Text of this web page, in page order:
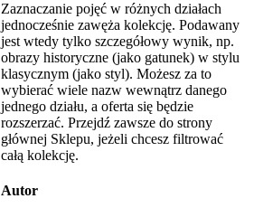
Zaznaczanie pojęć w różnych działach
jednocześnie zawęża kolekcję. Podawany
jest wtedy tylko szczegółowy wynik, np.
obrazy historyczne (jako gatunek) w stylu
klasycznym (jako styl). Możesz za to
wybierać wiele nazw wewnątrz danego
jednego działu, a oferta się będzie
rozszerzać. Przejdź zawsze do strony
głównej Sklepu, jeżeli chcesz filtrować
całą kolekcję.
Autor